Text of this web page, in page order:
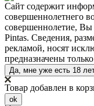
Сайт содержит
совершеннолетнего
совершеннолетие, Вы
Pintas. Сведения,
рекламой, носят
предназначены
Да, мне уже есть 18
Товар добавлен в
ok